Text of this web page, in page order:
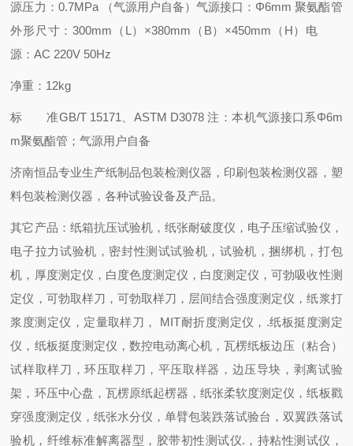
源压力：0.7MPa （气源用户自备）气源接口：Φ6mm 聚氨酯管
外形尺寸：300mm（L）×380mm（B）×450mm（H） 电
源：AC 220V 50Hz
净重：12kg
标 准GB/T 15171、ASTM D3078 注：本机气源接口系Φ6m
m聚氨酯管；气源用户自备
济南恒品专业生产纸制品包装检测仪器，印刷包装检测仪器，塑
料包装检测仪器，各种试验设备及产品。
其它产品：纸箱抗压试验机，纸张耐破度仪，电子压缩试验仪，
电子拉力试验机，密封性测试试验机，试验机，捆绑机，打包
机，厚度测定仪，白度色度测定仪，白度测定仪，可勃吸收性测
定仪，可勃取样刀，可勃取样刀，层间结合强度测定仪，纸浆打
浆度测定仪，定量取样刀， MIT耐折度测定仪，.纸板挺度测定
仪，纸板挺度测定仪，数控电动离心机，瓦楞纸板边压（粘合）
试样取样刀，环压取样刀，平压取样器，边压导块，剥离试验
架，环压中心盘，瓦楞原纸起楞器，纸张柔软度测定仪，纸板戳
穿强度测定仪，纸张水分仪，单臂包装跌落试验台，双翼跌落试
验机，纤维标准解离器型，胶带初性测试仪.，持粘性测试仪，